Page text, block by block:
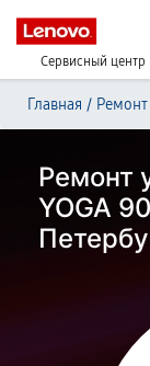
Сервисный центр
Главная /
Ремонт
YOGA